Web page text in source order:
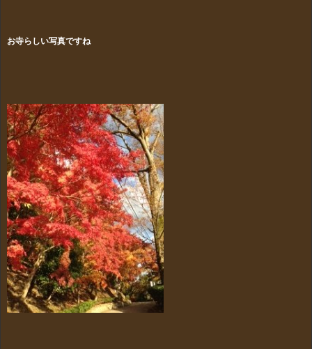
お寺らしい写真ですね